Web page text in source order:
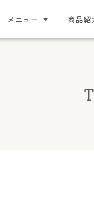
メニュー 商品紹